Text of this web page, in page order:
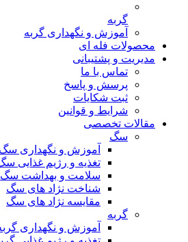
گربه
آموزش و نگهداری گربه
محصولات فله ای
مدیریت و پشتیبانی
تماس با ما
پرسش و پاسخ
ثبت شکایات
شرایط و قوانین
مقالات تخصصی
سگ
آموزش و نگهداری سگ
تغذیه و رژیم غذایی
سلامت و بهداشت سگ
شناخت نژاد های سگ
مقایسه نژاد های سگ
گربه
آموزش و نگهداری